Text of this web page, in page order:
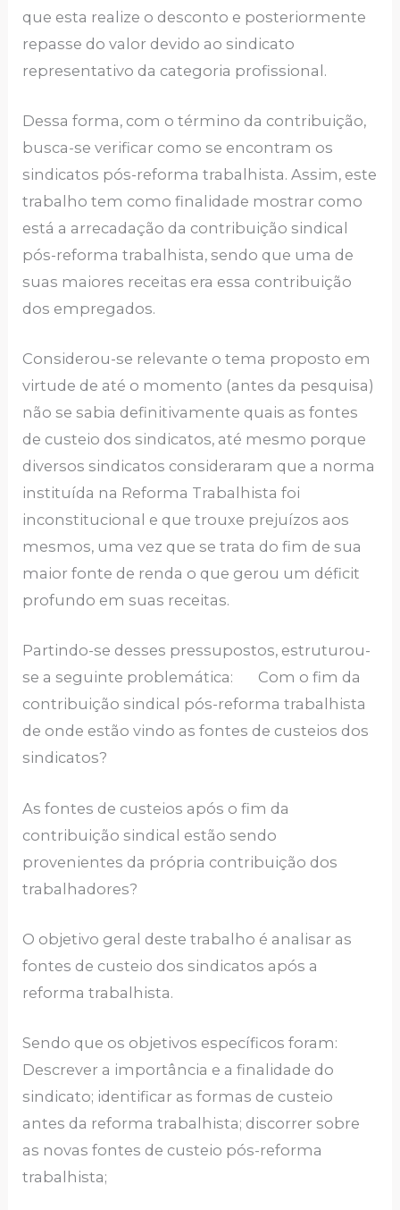
que esta realize o desconto e posteriormente
repasse do valor devido ao sindicato
representativo da categoria profissional.
Dessa forma, com o término da contribuição,
busca-se verificar como se encontram os
sindicatos pós-reforma trabalhista. Assim, este
trabalho tem como finalidade mostrar como
está a arrecadação da contribuição sindical
pós-reforma trabalhista, sendo que uma de
suas maiores receitas era essa contribuição
dos empregados.
Considerou-se relevante o tema proposto em
virtude de até o momento (antes da pesquisa)
não se sabia definitivamente quais as fontes
de custeio dos sindicatos, até mesmo porque
diversos sindicatos consideraram que a norma
instituída na Reforma Trabalhista foi
inconstitucional e que trouxe prejuízos aos
mesmos, uma vez que se trata do fim de sua
maior fonte de renda o que gerou um déficit
profundo em suas receitas.
Partindo-se desses pressupostos, estruturou-
se a seguinte problemática: Com o fim da
contribuição sindical pós-reforma trabalhista
de onde estão vindo as fontes de custeios dos
sindicatos?
As fontes de custeios após o fim da
contribuição sindical estão sendo
provenientes da própria contribuição dos
trabalhadores?
O objetivo geral deste trabalho é analisar as
fontes de custeio dos sindicatos após a
reforma trabalhista.
Sendo que os objetivos específicos foram:
Descrever a importância e a finalidade do
sindicato; identificar as formas de custeio
antes da reforma trabalhista; discorrer sobre
as novas fontes de custeio pós-reforma
trabalhista;